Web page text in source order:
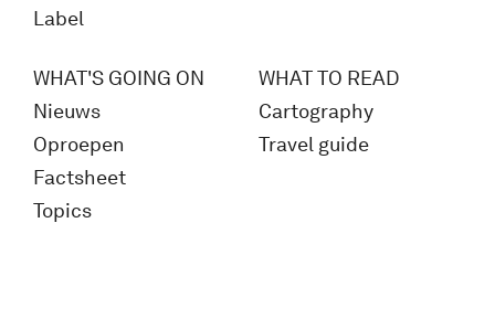
Label
WHAT'S GOING ON
Nieuws
Oproepen
Factsheet
Topics
WHAT TO READ
Cartography
Travel guide